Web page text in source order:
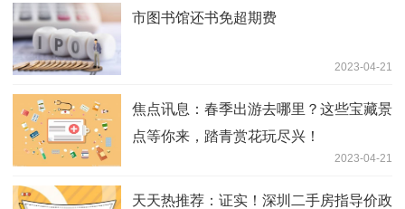
市图书馆还书免超期费
2023-04-21
焦点讯息：春季出游去哪里？这些宝藏景
点等你来，踏青赏花玩尽兴！
2023-04-21
天天热推荐：证实！深圳二手房指导价政